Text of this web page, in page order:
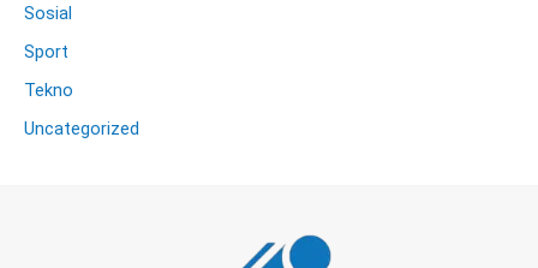
Sosial
Sport
Tekno
Uncategorized